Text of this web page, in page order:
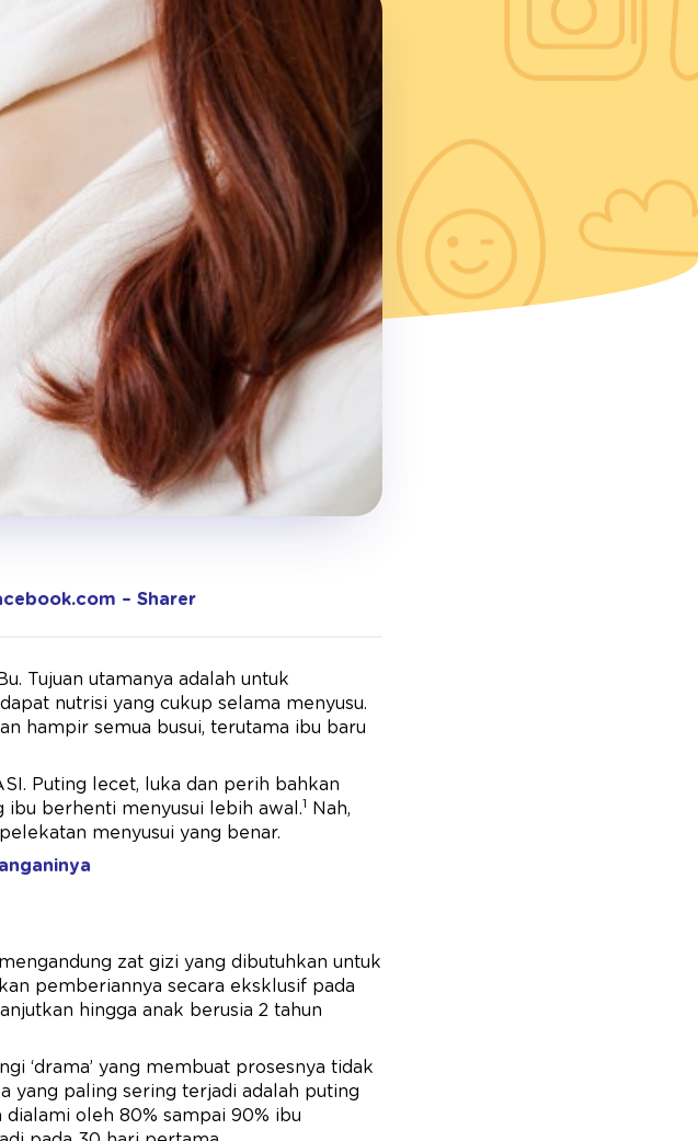
– Sharer
Tujuan utamanya adalah untuk
nutrisi yang cukup selama menyusu.
hampir semua busui, terutama ibu baru
Puting lecet, luka dan perih bahkan
ibu berhenti menyusui lebih awal.1
Nah,
menyusui yang benar.
zat gizi yang dibutuhkan untuk
pemberiannya secara eksklusif pada
hingga anak berusia 2 tahun
‘drama’ yang membuat prosesnya tidak
yang paling sering terjadi adalah puting
oleh 80% sampai 90% ibu